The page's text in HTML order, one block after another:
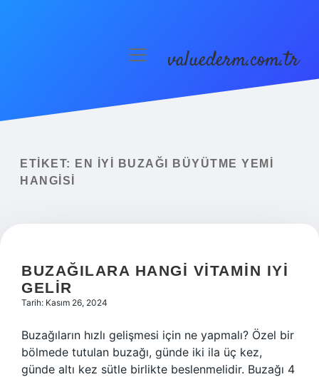
Yasal Uyarı
menüyüvaluederm.com.tr
ETIKET:
EN IYI BUZAĞI BÜYÜTME YEMI
HANGISI
BUZAĞILARA HANGI VITAMIN IYI
GELIR
Tarih: Kasım 26, 2024
Buzağıların hızlı gelişmesi için ne yapmalı? Özel bir
bölmede tutulan buzağı, günde iki ila üç kez,
günde altı kez sütle birlikte beslenmelidir. Buzağı 4